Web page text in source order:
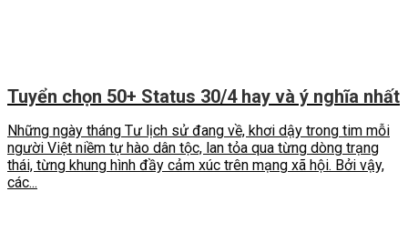
Tuyển chọn 50+ Status 30/4 hay và ý nghĩa nhất
Những ngày tháng Tư lịch sử đang về, khơi dậy trong tim mỗi
người Việt niềm tự hào dân tộc, lan tỏa qua từng dòng trạng
thái, từng khung hình đầy cảm xúc trên mạng xã hội. Bởi vậy,
các...